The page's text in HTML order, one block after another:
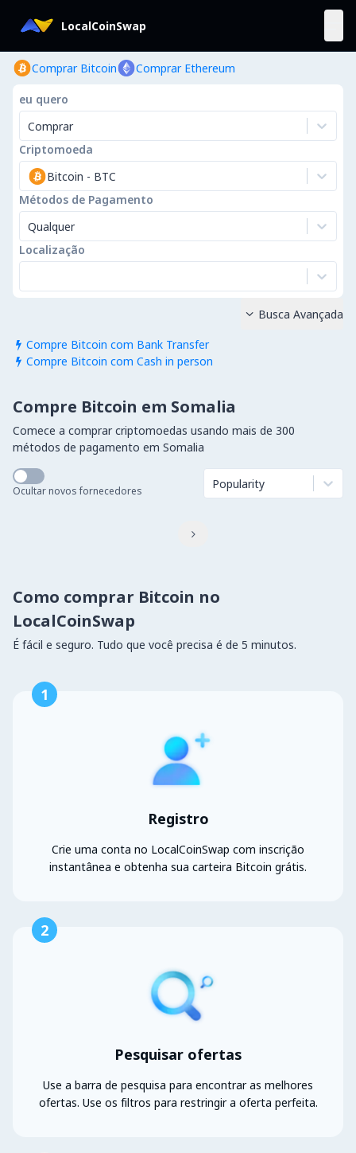
LocalCoinSwap
Comprar Bitcoin Comprar Ethereum
eu quero
Comprar
Criptomoeda
Bitcoin - BTC
Métodos de Pagamento
Qualquer
Localização
 Compre Bitcoin com Bank Transfer
 Compre Bitcoin com Cash in person
 Busca Avançada
Compre Bitcoin em Somalia
Comece a comprar criptomoedas usando mais de 300
métodos de pagamento em Somalia
Ocultar novos fornecedores Popularity

Como comprar Bitcoin no
LocalCoinSwap
É fácil e seguro. Tudo que você precisa é de 5 minutos.
1
Registro
Crie uma conta no LocalCoinSwap com inscrição
instantânea e obtenha sua carteira Bitcoin grátis.
2
Pesquisar ofertas
Use a barra de pesquisa para encontrar as melhores
ofertas. Use os filtros para restringir a oferta perfeita.